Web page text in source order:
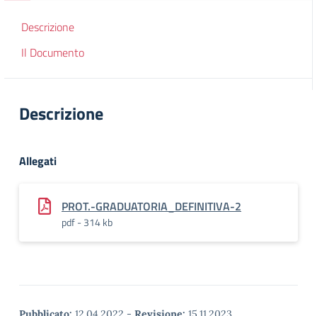
Descrizione
Il Documento
Descrizione
Allegati
PROT.-GRADUATORIA_DEFINITIVA-2
pdf - 314 kb